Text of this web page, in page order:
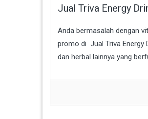
Jual Triva Energy
Anda bermasalah dengan
promo di Jual Triva Energy
dan herbal lainnya yang